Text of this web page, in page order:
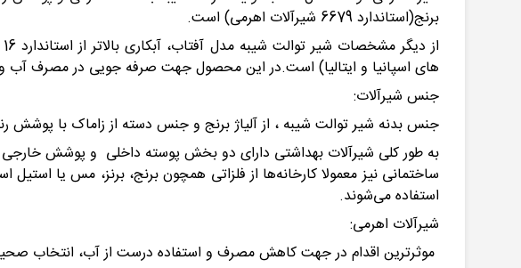
برنج(استاندارد 6679 شیرآلات اهرمی) است.
های اسپانیا و ایتالیا) است.در این محصول جهت صرفه جویی در مصرف
جنس شیرآلات:
جنس بدنه شیر توالت شیبه ، از آلیاژ برنج و جنس دسته از زاماک با
به ‌طور کلی شیرآلات بهداشتی دارای دو بخش پوسته داخلی و پوشش
ساختمانی نیز معمولا کارخانه‌ها از فلزاتی همچون برنج، برنز، مس یا
استفاده می‌شوند.
شیرآلات اهرمی:
موثرترین اقدام در جهت کاهش مصرف و استفاده درست از آب، انتخاب